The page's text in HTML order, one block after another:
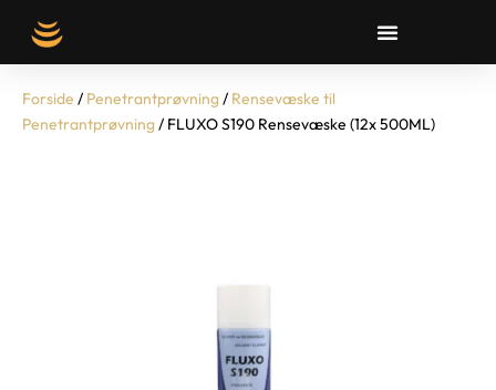
Forside / Penetrantprøvning/ Rensevæske til
Penetrantprøvning/ FLUXO S190 Rensevæske (12x 500ML)